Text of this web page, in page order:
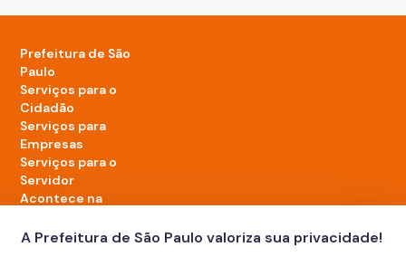
Prefeitura de São
Paulo
Serviços para o
Cidadão
Serviços para
Empresas
Serviços para o
Servidor
Acontece na
A Prefeitura de São Paulo valoriza sua privacidade!